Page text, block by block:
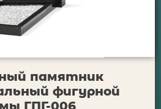
памятник
фигурной
ГПГ-006